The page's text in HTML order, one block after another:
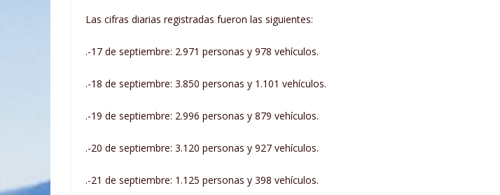
Las cifras diarias registradas fueron las siguientes:
.-17 de septiembre: 2.971 personas y 978 vehículos.
.-18 de septiembre: 3.850 personas y 1.101 vehículos.
.-19 de septiembre: 2.996 personas y 879 vehículos.
.-20 de septiembre: 3.120 personas y 927 vehículos.
.-21 de septiembre: 1.125 personas y 398 vehículos.